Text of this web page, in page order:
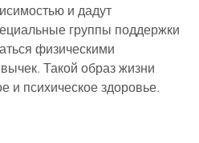
и дадут
группы поддержки
физическими
Такой образ жизни
и психическое здоровье.